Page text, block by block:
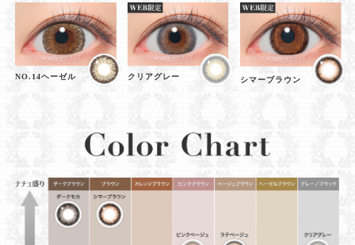
NO.14ヘーゼル クリアグレー シマーブラウン